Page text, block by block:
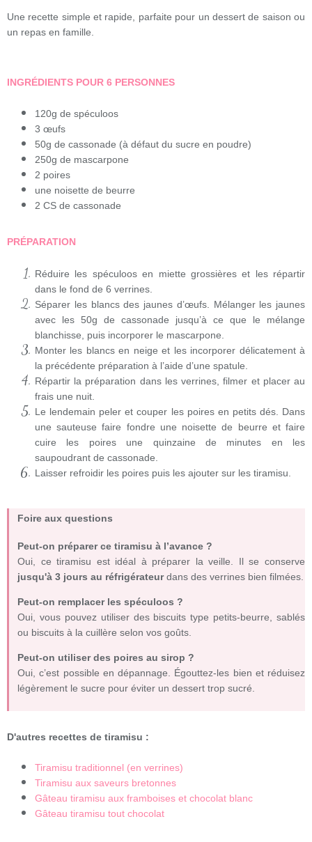
Une recette simple et rapide, parfaite pour un dessert de saison ou
un repas en famille.
INGRÉDIENTS POUR 6 PERSONNES
120g de spéculoos
3 œufs
50g de cassonade (à défaut du sucre en poudre)
250g de mascarpone
2 poires
une noisette de beurre
2 CS de cassonade
PRÉPARATION
Réduire les spéculoos en miette grossières et les répartir
dans le fond de 6 verrines.
Séparer les blancs des jaunes d’œufs. Mélanger les jaunes
avec les 50g de cassonade jusqu’à ce que le mélange
blanchisse, puis incorporer le mascarpone.
Monter les blancs en neige et les incorporer délicatement à
la précédente préparation à l’aide d’une spatule.
Répartir la préparation dans les verrines, filmer et placer au
frais une nuit.
Le lendemain peler et couper les poires en petits dés. Dans
une sauteuse faire fondre une noisette de beurre et faire
cuire les poires une quinzaine de minutes en les
saupoudrant de cassonade.
Laisser refroidir les poires puis les ajouter sur les tiramisu.
Foire aux questions
Peut-on préparer ce tiramisu à l’avance ?
Oui, ce tiramisu est idéal à préparer la veille. Il se conserve
jusqu'à 3 jours au réfrigérateurdans des verrines bien filmées.
Peut-on remplacer les spéculoos ?
Oui, vous pouvez utiliser des biscuits type petits-beurre, sablés
ou biscuits à la cuillère selon vos goûts.
Peut-on utiliser des poires au sirop ?
Oui, c’est possible en dépannage. Égouttez-les bien et réduisez
légèrement le sucre pour éviter un dessert trop sucré.
D'autres recettes de tiramisu :
Tiramisu traditionnel (en verrines)
Tiramisu aux saveurs bretonnes
Gâteau tiramisu aux framboises et chocolat blanc
Gâteau tiramisu tout chocolat